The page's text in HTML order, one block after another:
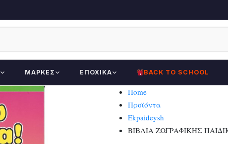
ΜΆΡΚΕΣ ΕΠΟΧΙΚΆ BACK TO SCHOOL
Home
Προϊόντα
Ekpaideysh
ΒΙΒΛΙΑ ΖΩΓΡΑΦΙΚΗΣ